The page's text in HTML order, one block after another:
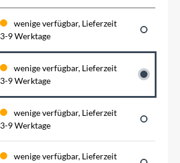
wenige verfügbar, Lieferzeit
3-9 Werktage
wenige verfügbar, Lieferzeit
3-9 Werktage
wenige verfügbar, Lieferzeit
3-9 Werktage
wenige verfügbar, Lieferzeit